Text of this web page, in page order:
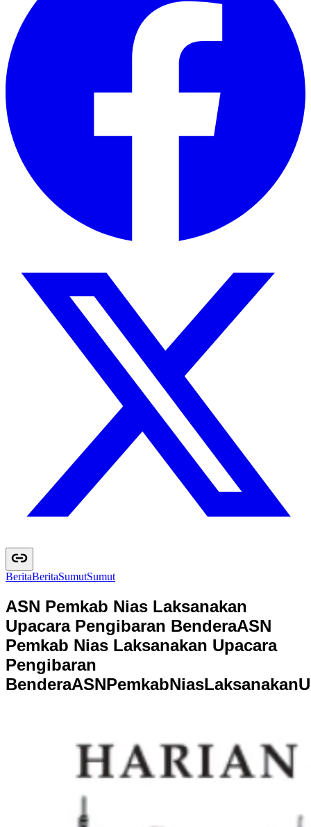
BeritaBeritaSumutSumut
ASN Pemkab Nias Laksanakan
Upacara Pengibaran BenderaASN
Pemkab Nias Laksanakan Upacara
Pengibaran
BenderaASNPemkabNiasLaksanakanU